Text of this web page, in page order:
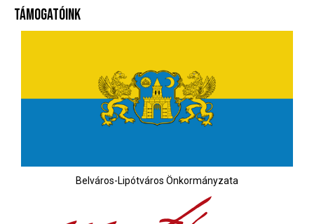
TÁMOGATÓINK
Belváros-Lipótváros Önkormányzata